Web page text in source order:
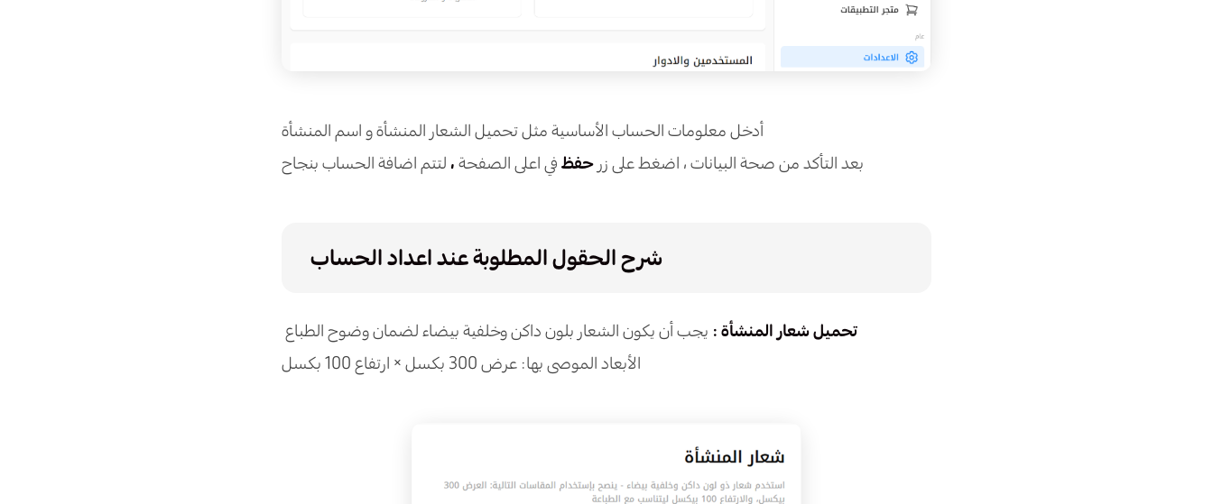
أدخل معلومات الحساب الأساسية مثل تحميل الشعار المنشأة و اسم المنشأة
بعد التأكد من صحة البيانات ، اضغط على زر حفظ في اعلى الصفحة ، لتتم اضافة الحساب بنجاح
شرح الحقول المطلوبة عند اعداد الحساب
تحميل شعار المنشأة : يجب أن يكون الشعار بلون داكن وخلفية بيضاء لضمان وضوح الطباع
الأبعاد الموصى بها: عرض 300 بكسل × ارتفاع 100 بكسل